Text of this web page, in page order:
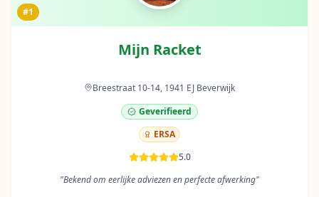
#1
Mijn Racket
Breestraat 10-14, 1941 EJ Beverwijk
Geverifieerd
ERSA
5.0
"Bekend om eerlijke adviezen en perfecte afwerking"